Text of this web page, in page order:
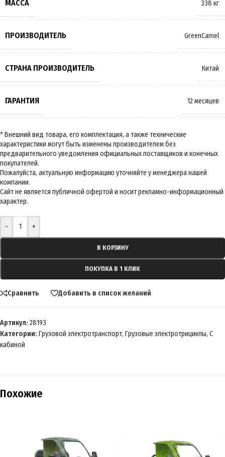
МАССА 338 кг
ПРОИЗВОДИТЕЛЬ GreenCamel
СТРАНА ПРОИЗВОДИТЕЛЬ Китай
ГАРАНТИЯ 12 месяцев
- +
В КОРЗИНУ
ПОКУПКА В 1 КЛИК
Сравнить Добавить в список желаний
Артикул: 28193
Категории: Грузовой электротранспорт, Грузовые электротрициклы, С
кабиной
Похожие